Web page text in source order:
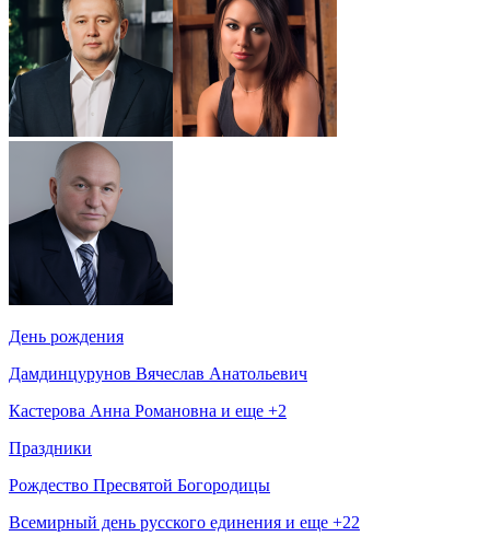
День рождения
Дамдинцурунов Вячеслав Анатольевич
Кастерова Анна Романовна и еще +2
Праздники
Рождество Пресвятой Богородицы
Всемирный день русского единения и еще +22